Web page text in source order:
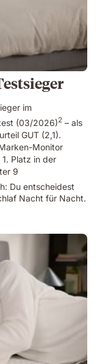
im
(03/2026)2 – als
GUT (2,1).
Monitor
Platz in der
9
Du entscheidest
Nacht für Nacht.